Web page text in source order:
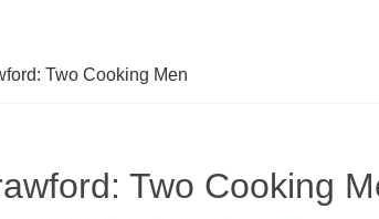
Two Cooking Men
Two Cooking